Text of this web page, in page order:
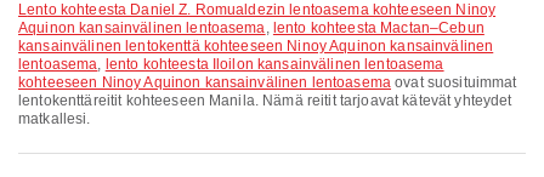
lento kohteesta Daniel Z. Romualdezin lentoasema kohteeseen Ninoy
Aquinon kansainvälinen lentoasema, lento kohteesta Mactan–Cebun
kansainvälinen lentokenttä kohteeseen Ninoy Aquinon kansainvälinen
lentoasema, lento kohteesta Iloilon kansainvälinen lentoasema
kohteeseen Ninoy Aquinon kansainvälinen lentoasema ovat suosituimmat
lentokenttäreitit kohteeseen Manila. Nämä reitit tarjoavat kätevät yhteydet
matkallesi.